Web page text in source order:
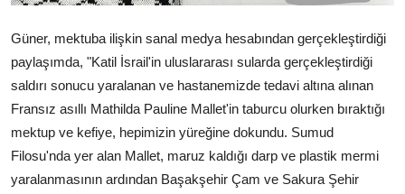
Güner, mektuba ilişkin sanal medya hesabından gerçekleştirdiği
paylaşımda, "Katil İsrail'in uluslararası sularda gerçekleştirdiği
saldırı sonucu yaralanan ve hastanemizde tedavi altına alınan
Fransız asıllı Mathilda Pauline Mallet'in taburcu olurken bıraktığı
mektup ve kefiye, hepimizin yüreğine dokundu. Sumud
Filosu'nda yer alan Mallet, maruz kaldığı darp ve plastik mermi
yaralanmasının ardından Başakşehir Çam ve Sakura Şehir